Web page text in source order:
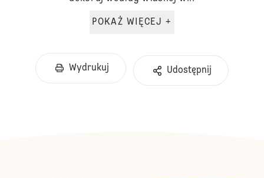
POKAŻ WIĘCEJ +
Wydrukuj Udostępnij